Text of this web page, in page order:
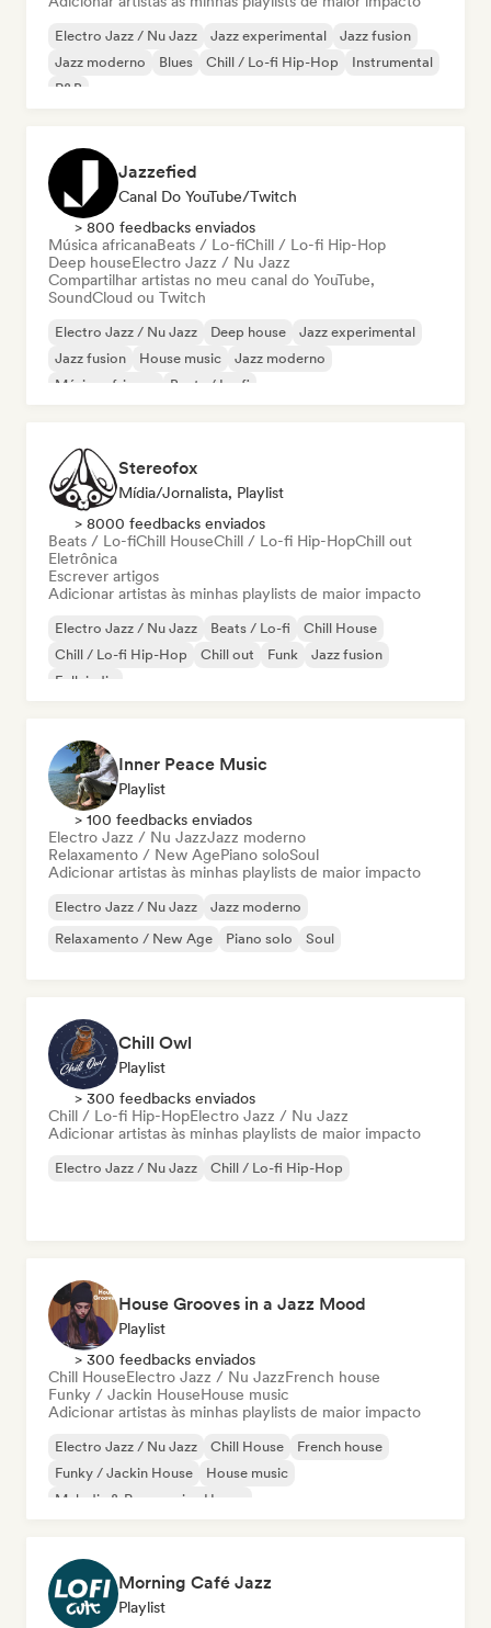
Electro Jazz / Nu Jazz Jazz experimental
Jazz fusion
Jazz moderno
Blues Chill / Lo-fi Hip-Hop
Instrumental
R&B
Jazzefied
Canal Do YouTube/Twitch
> 800 feedbacks enviados
Música africanaBeats / Lo-fiChill / Lo-fi Hip-Hop
Deep houseElectro Jazz / Nu Jazz
Compartilhar artistas no meu canal do YouTube,
SoundCloud ou Twitch
Electro Jazz / Nu Jazz Deep house
Jazz experimental
Jazz fusion
House music
Jazz moderno
Música africana
Beats / Lo-fi
Stereofox
Mídia/Jornalista, Playlist
> 8000 feedbacks enviados
Beats / Lo-fiChill HouseChill / Lo-fi Hip-HopChill out
Eletrônica
Escrever artigos
Adicionar artistas às minhas playlists de maior impacto
Electro Jazz / Nu Jazz Beats / Lo-fi
Chill House
Chill / Lo-fi Hip-Hop
Chill out Funk
Jazz fusion
Folk indie
Inner Peace Music
Playlist
> 100 feedbacks enviados
Electro Jazz / Nu JazzJazz moderno
Relaxamento / New AgePiano soloSoul
Adicionar artistas às minhas playlists de maior impacto
Electro Jazz / Nu Jazz
Jazz moderno
Relaxamento / New Age
Piano solo Soul
Chill Owl
Playlist
> 300 feedbacks enviados
Chill / Lo-fi Hip-HopElectro Jazz / Nu Jazz
Adicionar artistas às minhas playlists de maior impacto
Electro Jazz / Nu Jazz Chill / Lo-fi Hip-Hop
House Grooves in a Jazz Mood
Playlist
> 300 feedbacks enviados
Chill HouseElectro Jazz / Nu JazzFrench house
Funky / Jackin HouseHouse music
Adicionar artistas às minhas playlists de maior impacto
Electro Jazz / Nu Jazz Chill House
French house
Funky / Jackin House
House music
Melodic & Progressive House
Morning Café Jazz
Playlist